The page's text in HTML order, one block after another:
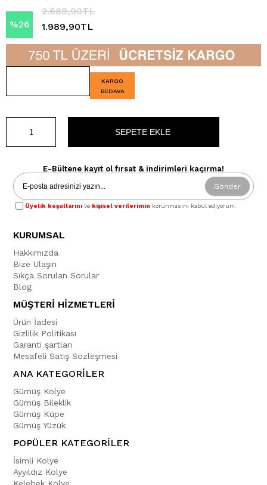
%26
İndirim
2.689,90TL
1.989,90TL
KARGO
BEDAVA
E-Bültene kayıt ol fırsat & indirimleri kaçırma!
Gönder
Üyelik koşullarını ve kişisel verilerimin korunmasını kabul ediyorum.
KURUMSAL
Hakkımızda
Bize Ulaşın
Sıkça Sorulan Sorular
Blog
MÜŞTERİ HİZMETLERİ
Ürün İadesi
Gizlilik Politikası
Garanti şartları
Mesafeli Satış Sözleşmesi
ANA KATEGORİLER
Gümüş Kolye
Gümüş Bileklik
Gümüş Küpe
Gümüş Yüzük
POPÜLER KATEGORİLER
İsimli Kolye
Ayyıldız Kolye